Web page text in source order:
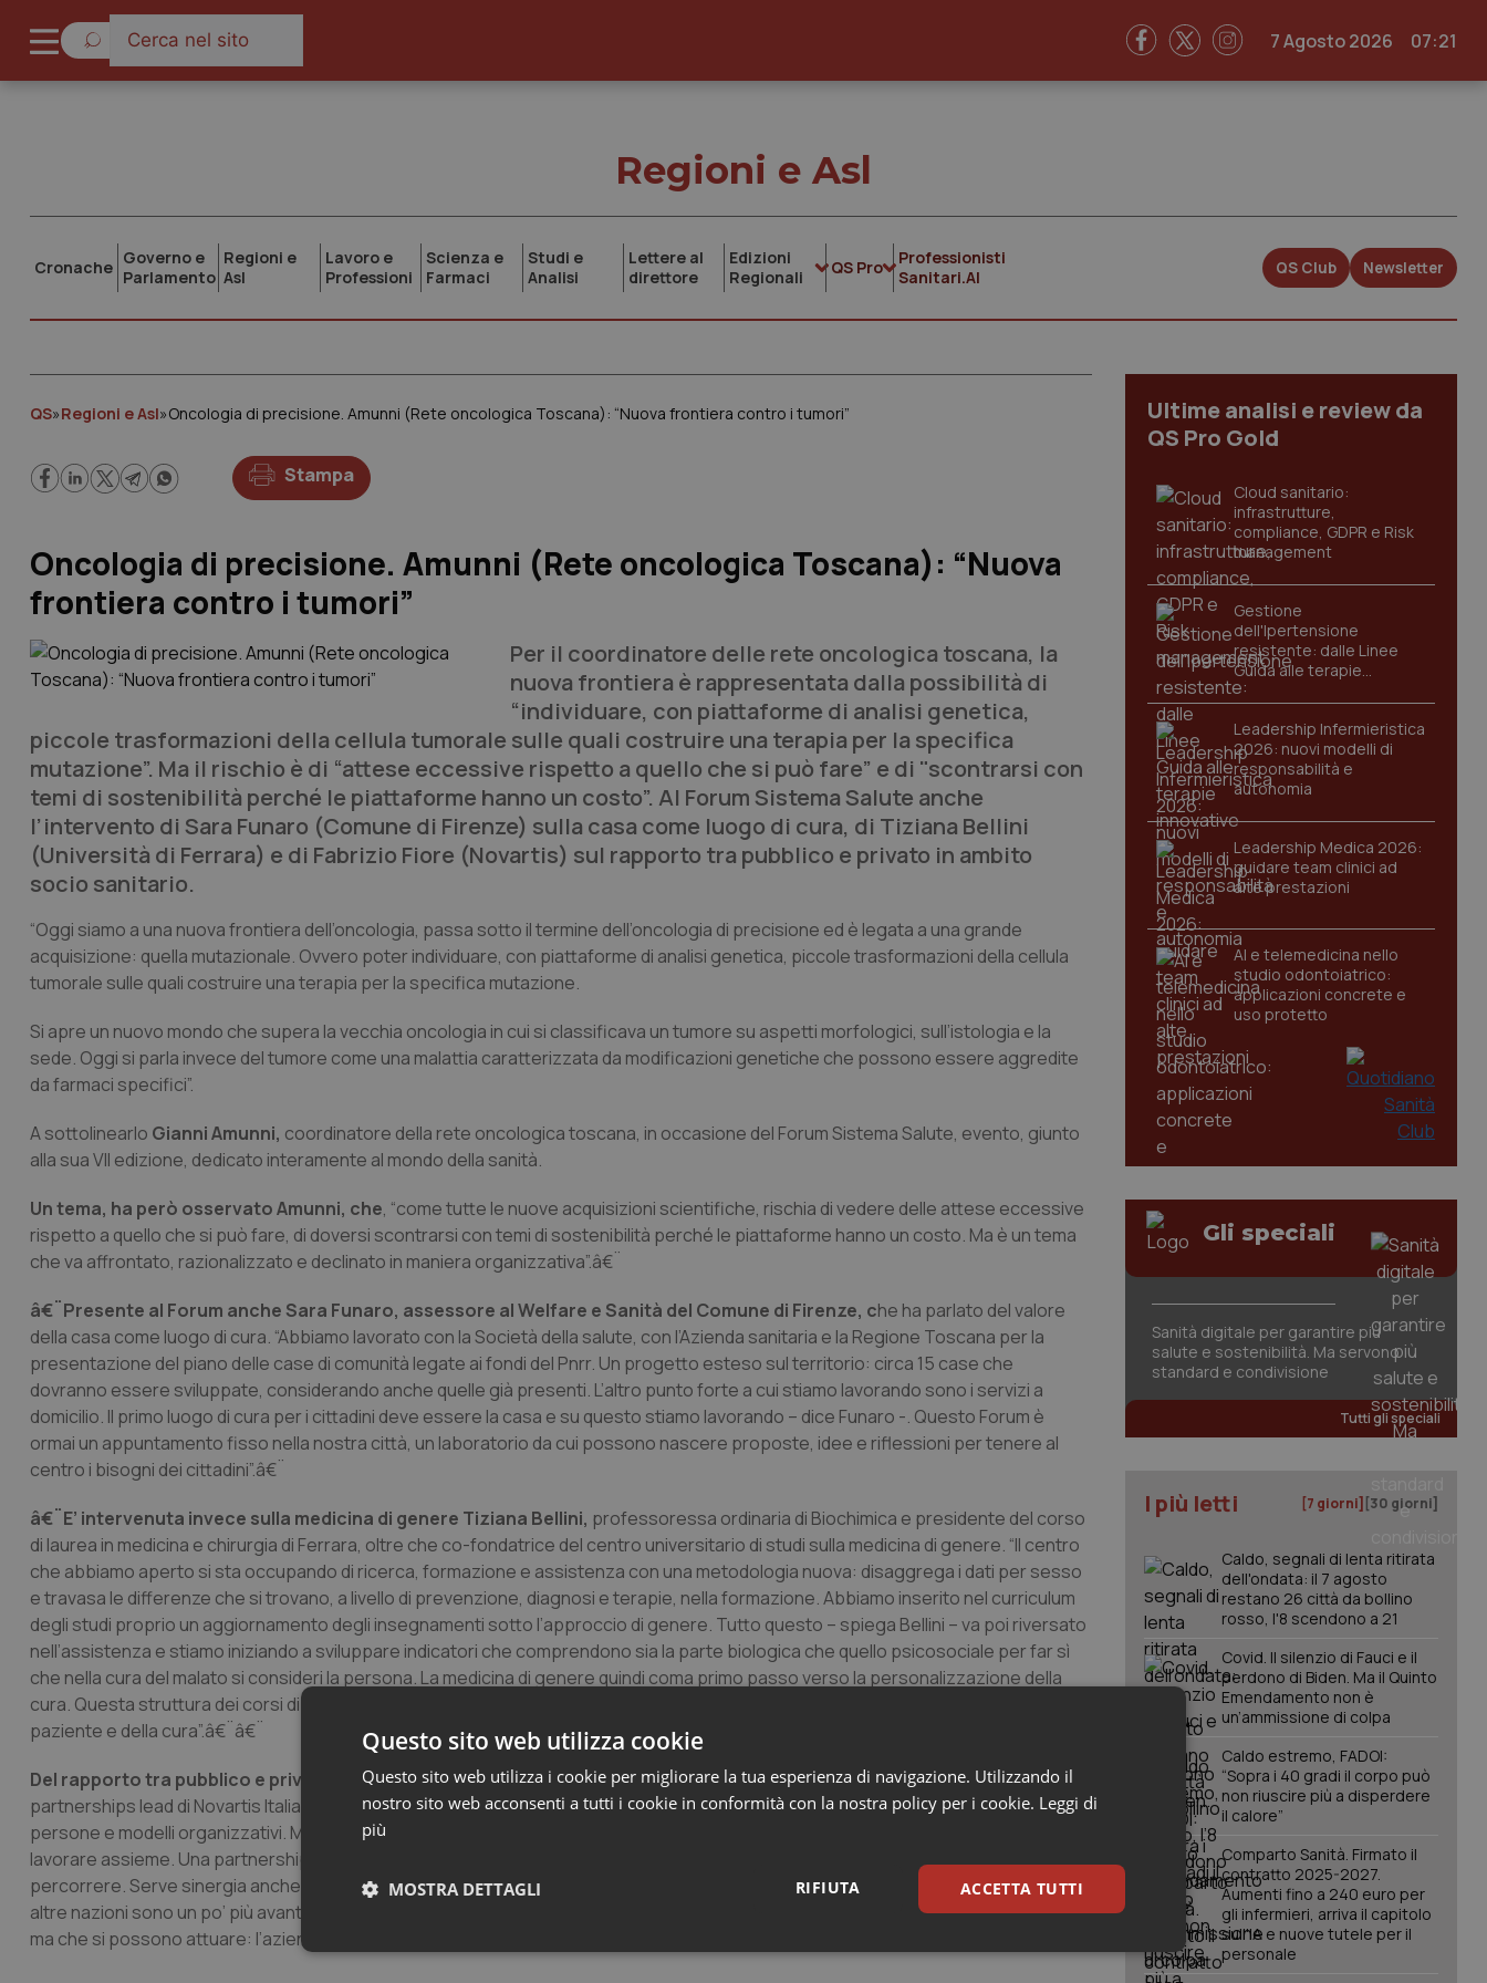
7 Agosto 2026 07:21
Regioni e Asl
Cronache Governo e
Parlamento
Regioni e
Asl
Lavoro e
Professioni
Scienza e
Farmaci
Studi e
Analisi
Lettere al
direttore
Edizioni
Regionali
QS Pro
Professionisti
Sanitari.AI
QS Club Newsletter
QS»Regioni e Asl»Oncologia di precisione. Amunni (Rete oncologica Toscana): “Nuova frontiera contro i tumori”
Stampa
Oncologia di precisione. Amunni (Rete oncologica Toscana): “Nuova
frontiera contro i tumori”
Per il coordinatore delle rete oncologica toscana, la
nuova frontiera è rappresentata dalla possibilità di
“individuare, con piattaforme di analisi genetica,
piccole trasformazioni della cellula tumorale sulle quali costruire una terapia per la specifica
mutazione”. Ma il rischio è di “attese eccessive rispetto a quello che si può fare” e di "scontrarsi con
temi di sostenibilità perché le piattaforme hanno un costo”. Al Forum Sistema Salute anche
l’intervento di Sara Funaro (Comune di Firenze) sulla casa come luogo di cura, di Tiziana Bellini
(Università di Ferrara) e di Fabrizio Fiore (Novartis) sul rapporto tra pubblico e privato in ambito
socio sanitario.
“Oggi siamo a una nuova frontiera dell’oncologia, passa sotto il termine dell’oncologia di precisione ed è legata a una grande
acquisizione: quella mutazionale. Ovvero poter individuare, con piattaforme di analisi genetica, piccole trasformazioni della cellula
tumorale sulle quali costruire una terapia per la specifica mutazione.
Si apre un nuovo mondo che supera la vecchia oncologia in cui si classificava un tumore su aspetti morfologici, sull’istologia e la
sede. Oggi si parla invece del tumore come una malattia caratterizzata da modificazioni genetiche che possono essere aggredite
da farmaci specifici”.
A sottolinearlo Gianni Amunni, coordinatore della rete oncologica toscana, in occasione del Forum Sistema Salute, evento, giunto
alla sua VII edizione, dedicato interamente al mondo della sanità.
Un tema, ha però osservato Amunni, che, “come tutte le nuove acquisizioni scientifiche, rischia di vedere delle attese eccessive
rispetto a quello che si può fare, di doversi scontrarsi con temi di sostenibilità perché le piattaforme hanno un costo. Ma è un tema
che va affrontato, razionalizzato e declinato in maniera organizzativa”.â€¨
â€¨Presente al Forum anche Sara Funaro, assessore al Welfare e Sanità del Comune di Firenze, che ha parlato del valore
della casa come luogo di cura. “Abbiamo lavorato con la Società della salute, con l’Azienda sanitaria e la Regione Toscana per la
presentazione del piano delle case di comunità legate ai fondi del Pnrr. Un progetto esteso sul territorio: circa 15 case che
dovranno essere sviluppate, considerando anche quelle già presenti. L’altro punto forte a cui stiamo lavorando sono i servizi a
domicilio. Il primo luogo di cura per i cittadini deve essere la casa e su questo stiamo lavorando – dice Funaro -. Questo Forum è
ormai un appuntamento fisso nella nostra città, un laboratorio da cui possono nascere proposte, idee e riflessioni per tenere al
centro i bisogni dei cittadini”.â€¨
â€¨E’ intervenuta invece sulla medicina di genere Tiziana Bellini, professoressa ordinaria di Biochimica e presidente del corso
di laurea in medicina e chirurgia di Ferrara, oltre che co-fondatrice del centro universitario di studi sulla medicina di genere. “Il centro
che abbiamo aperto si sta occupando di ricerca, formazione e assistenza con una metodologia nuova: disaggrega i dati per sesso
e travasa le differenze che si trovano, a livello di prevenzione, diagnosi e terapie, nella formazione. Abbiamo inserito nel curriculum
degli studi proprio un aggiornamento degli insegnamenti sotto l’approccio di genere. Tutto questo – spiega Bellini – va poi riversato
nell’assistenza e stiamo iniziando a sviluppare indicatori che comprendono sia la parte biologica che quello psicosociale per far sì
che nella cura del malato si consideri la persona. La medicina di genere quindi coma primo passo verso la personalizzazione della
cura. Questa struttura dei corsi di laurea e di specializzazione è molto importante e cambierà completamente la visione del
paziente e della cura”.â€¨â€¨
Del rapporto tra pubblico e privato in ambito socio sanitario ha discusso inveceFabrizio Fiore, regional market access &
partnerships lead di Novartis Italia. “Veniamo da due anni dove il sistema sanitario è stato stressato. Ancora mancano risorse,
persone e modelli organizzativi. Ma ci sono fondi europei e nazionali da poter utilizzare e il Covid ha fatto capire l’importanza di
lavorare assieme. Una partnership pubblico e privato su temi comuni per portare valore al sistema salute è una strada da
percorrere. Serve sinergia anche tra ospedali e medicina del territorio. C’è molto da fare ancora nel rapporto tra pubblico e privato,
altre nazioni sono un po’ più avanti, ritengo che servano dei cambiamenti strutturali e legislativi. Sono rapporti complessi da gestire
ma che si possono attuare: l’azienda farmaceutica, Regioni e tecnici si devono sedere allo stesso tavolo per obiettivi comuni”.
Ultime analisi e review da
QS Pro Gold
Cloud sanitario:
infrastrutture,
compliance, GDPR e Risk
management
Gestione
dell'Ipertensione
resistente: dalle Linee
Guida alle terapie
innovative
Leadership Infermieristica
2026: nuovi modelli di
responsabilità e
autonomia
Leadership Medica 2026:
guidare team clinici ad
alte prestazioni
AI e telemedicina nello
studio odontoiatrico:
applicazioni concrete e
uso protetto
Gli speciali
Sanità digitale per garantire più
salute e sostenibilità. Ma servono
standard e condivisione
Tutti gli speciali
I più letti [7 giorni] [30 giorni]
Caldo, segnali di lenta ritirata
dell'ondata: il 7 agosto
restano 26 città da bollino
rosso, l'8 scendono a 21
Covid. Il silenzio di Fauci e il
perdono di Biden. Ma il Quinto
Emendamento non è
un’ammissione di colpa
Caldo estremo, FADOI:
“Sopra i 40 gradi il corpo può
non riuscire più a disperdere
il calore”
Comparto Sanità. Firmato il
contratto 2025-2027.
Aumenti fino a 240 euro per
gli infermieri, arriva il capitolo
sull'IA e nuove tutele per il
personale
Questo sito web utilizza cookie
Questo sito web utilizza i cookie per migliorare la tua esperienza di navigazione. Utilizzando il
nostro sito web acconsenti a tutti i cookie in conformità con la nostra policy per i cookie. Leggi di
più
ACCETTA TUTTI
RIFIUTA
MOSTRA DETTAGLI
Necessari Statistici Marketing